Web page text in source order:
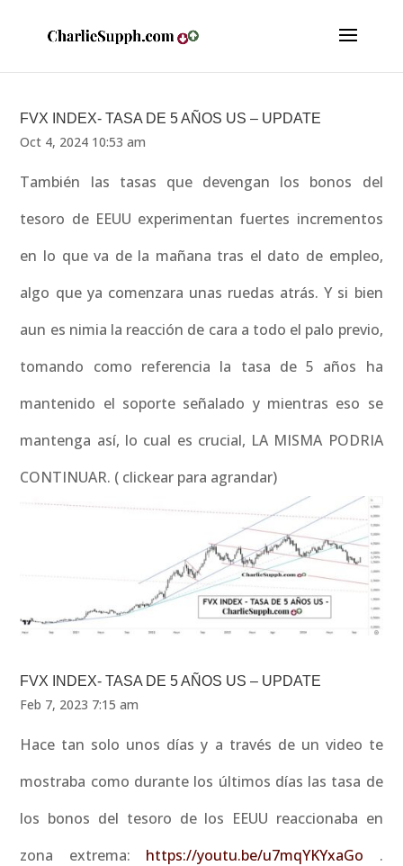
FVX INDEX- TASA DE 5 AÑOS US – UPDATE
Oct 4, 2024 10:53 am
También las tasas que devengan los bonos del
tesoro de EEUU experimentan fuertes incrementos
en lo que va de la mañana tras el dato de empleo,
algo que ya comenzara unas ruedas atrás. Y si bien
aun es nimia la reacción de cara a todo el palo previo,
tomando como referencia la tasa de 5 años ha
mantenido el soporte señalado y mientras eso se
mantenga así, lo cual es crucial, LA MISMA PODRIA
CONTINUAR. ( clickear para agrandar)
FVX INDEX- TASA DE 5 AÑOS US – UPDATE
Feb 7, 2023 7:15 am
Hace tan solo unos días y a través de un video te
mostraba como durante los últimos días las tasa de
los bonos del tesoro de los EEUU reaccionaba en
zona extrema: https://youtu.be/u7mqYKYxaGo .